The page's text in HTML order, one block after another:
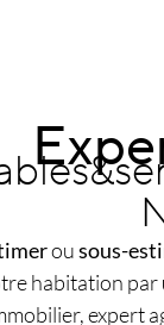
ousous-
habitation par
expert